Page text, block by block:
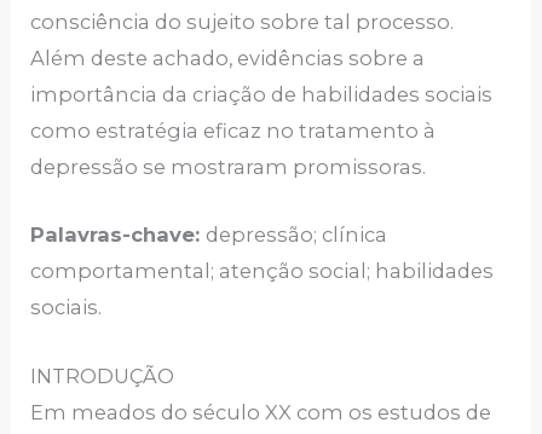
consciência do sujeito sobre tal processo.
Além deste achado, evidências sobre a
importância da criação de habilidades sociais
como estratégia eficaz no tratamento à
depressão se mostraram promissoras.
Palavras-chave: depressão; clínica
comportamental; atenção social; habilidades
sociais.
INTRODUÇÃO
Em meados do século XX com os estudos de